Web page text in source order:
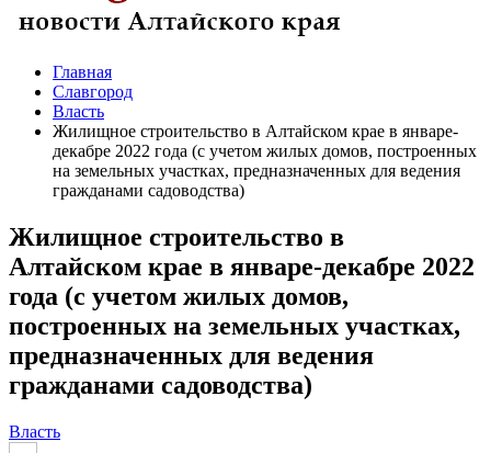
Главная
Славгород
Власть
Жилищное строительство в Алтайском крае в январе-
декабре 2022 года (с учетом жилых домов, построенных
на земельных участках, предназначенных для ведения
гражданами садоводства)
Жилищное строительство в
Алтайском крае в январе-декабре 2022
года (с учетом жилых домов,
построенных на земельных участках,
предназначенных для ведения
гражданами садоводства)
Власть